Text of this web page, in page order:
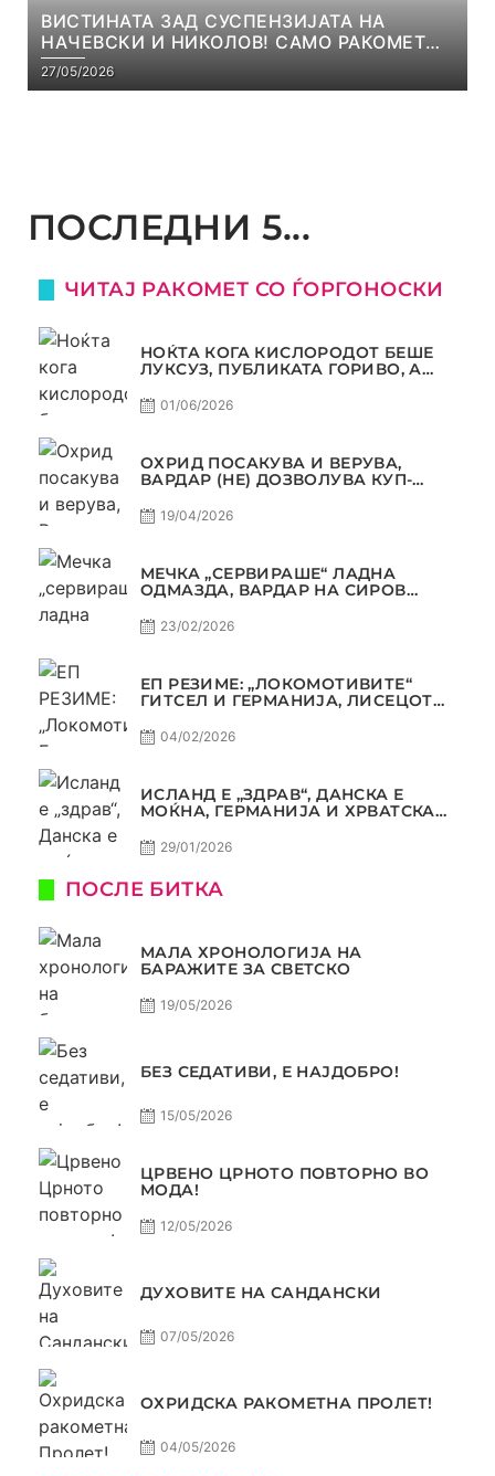
ВИСТИНАТА ЗАД СУСПЕНЗИЈАТА НА
НАЧЕВСКИ И НИКОЛОВ! САМО РАКОМЕТ
С5Е8
27/05/2026
ПОСЛЕДНИ 5...
ЧИТАЈ РАКОМЕТ СО ЃОРГОНОСКИ
НОЌТА КОГА КИСЛОРОДОТ БЕШЕ
ЛУКСУЗ, ПУБЛИКАТА ГОРИВО, А
01/06/2026
ОХРИД ПОСАКУВА И ВЕРУВА,
ВАРДАР (НЕ) ДОЗВОЛУВА КУП-
19/04/2026
МЕЧКА „СЕРВИРАШЕ“ ЛАДНА
ОДМАЗДА, ВАРДАР НА СИРОВ
АВТОКОМАНДА
23/02/2026
ЕП РЕЗИМЕ: „ЛОКОМОТИВИТЕ“
ГИТСЕЛ И ГЕРМАНИЈА, ЛИСЕЦОТ
04/02/2026
ИСЛАНД Е „ЗДРАВ“, ДАНСКА Е
МОЌНА, ГЕРМАНИЈА И ХРВАТСКА
29/01/2026
ПОСЛЕ БИТКА
МАЛА ХРОНОЛОГИЈА НА
БАРАЖИТЕ ЗА СВЕТСКО
19/05/2026
БЕЗ СЕДАТИВИ, Е НАЈДОБРО!
15/05/2026
ЦРВЕНО ЦРНОТО ПОВТОРНО ВО
МОДА!
12/05/2026
ДУХОВИТЕ НА САНДАНСКИ
07/05/2026
ОХРИДСКА РАКОМЕТНА ПРОЛЕТ!
04/05/2026